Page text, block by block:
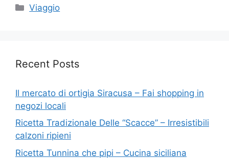
Categories
Viaggio
Recent Posts
Il mercato di ortigia Siracusa – Fai shopping in
negozi locali
Ricetta Tradizionale Delle “Scacce” – Irresistibili
calzoni ripieni
Ricetta Tunnina che pipi – Cucina siciliana